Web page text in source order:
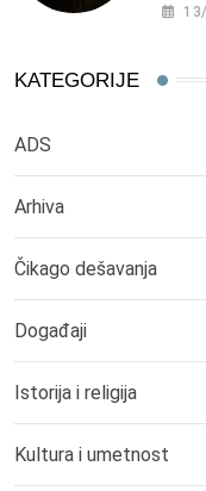
KATEGORIJE
ADS
Arhiva
Čikago dešavanja
Događaji
Istorija i religija
Kultura i umetnost